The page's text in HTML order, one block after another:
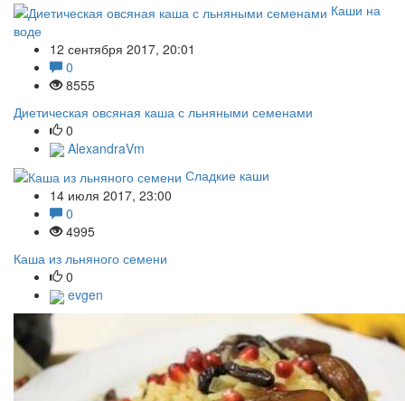
Каши на
воде
12 сентября 2017, 20:01
0
8555
Диетическая овсяная каша с льняными семенами
0
AlexandraVm
Сладкие каши
14 июля 2017, 23:00
0
4995
Каша из льняного семени
0
evgen